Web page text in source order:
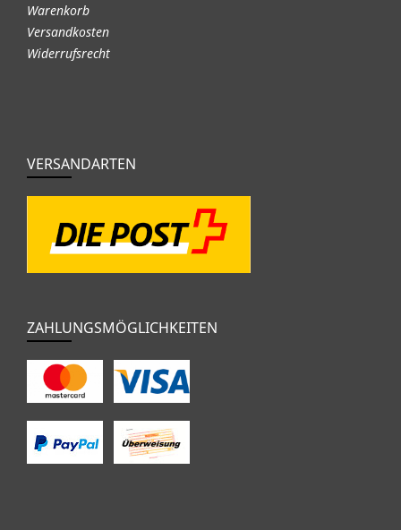
Warenkorb
Versandkosten
Widerrufsrecht
VERSANDARTEN
ZAHLUNGSMÖGLICHKEITEN